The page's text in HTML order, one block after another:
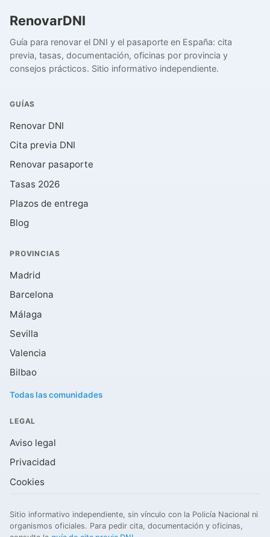
RenovarDNI
Guía para renovar el DNI y el pasaporte en España: cita
previa, tasas, documentación, oficinas por provincia y
consejos prácticos. Sitio informativo independiente.
GUÍAS
Renovar DNI
Cita previa DNI
Renovar pasaporte
Tasas 2026
Plazos de entrega
Blog
PROVINCIAS
Madrid
Barcelona
Málaga
Sevilla
Valencia
Bilbao
Todas las comunidades
LEGAL
Aviso legal
Privacidad
Cookies
Sitio informativo independiente, sin vínculo con la Policía Nacional ni
organismos oficiales. Para pedir cita, documentación y oficinas,